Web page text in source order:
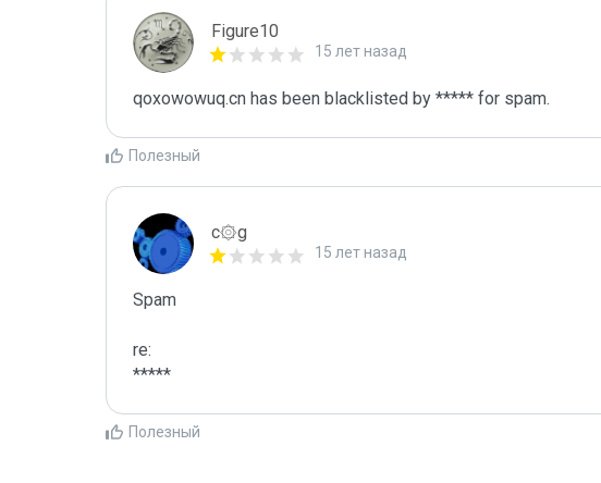
Figure10
15 лет назад
qoxowowuq.cn has been blacklisted by ***** for spam.
Полезный
c۞g
15 лет назад
Spam
re:
*****
Полезный